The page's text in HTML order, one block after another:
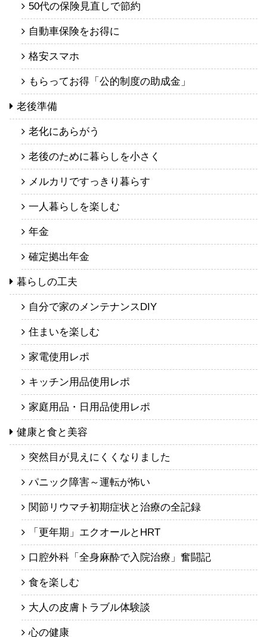
50代の保険見直しで節約
自動車保険をお得に
格安スマホ
もらってお得「公的制度の助成金」
老後準備
老化にあらがう
老後のために暮らしを小さく
メルカリですっきり暮らす
一人暮らしを楽しむ
年金
確定拠出年金
暮らしの工夫
自分で家のメンテナンスDIY
住まいを楽しむ
家電使用レポ
キッチン用品使用レポ
家庭用品・日用品使用レポ
健康と食と美容
突然目が見えにくくなりました
パニック障害～運転が怖い
関節リウマチ初期症状と治療の全記録
「更年期」エクオールとHRT
口腔外科「全身麻酔で入院治療」奮闘記
食を楽しむ
大人の皮膚トラブル体験談
心の健康